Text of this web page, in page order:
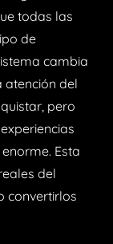
todas las
de
cambia
atención del
pero
Esta
del
convertirlos